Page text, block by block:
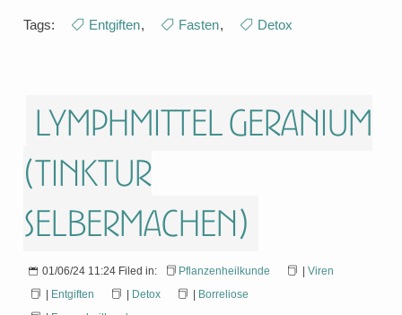
Tags: Entgiften, Fasten, Detox
Lymphmittel Geranium
(Tinktur
selbermachen)
01/06/24 11:24 Filed in: Pflanzenheilkunde | Viren
| Entgiften | Detox | Borreliose